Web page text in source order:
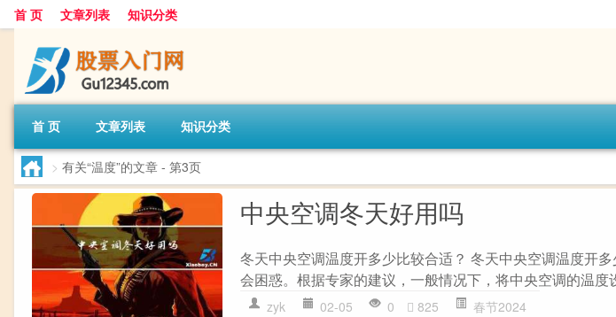
首 页 文章列表 知识分类
首 页 文章列表 知识分类
> 有关“温度”的文章 - 第3页
中央空调冬天好用吗
冬天中央空调温度开多少比较合适？ 冬天中央空调温度开
会困惑。根据专家的建议，一般情况下，将中央空调的温度
zyk 02-05 0 825 春节2024